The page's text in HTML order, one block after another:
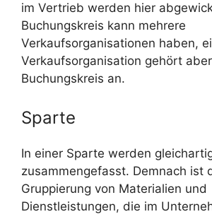
im Vertrieb werden hier
Buchungskreis kann mehrere
Verkaufsorganisationen haben,
Verkaufsorganisation gehört
Buchungskreis an.
Sparte
In einer Sparte werden
zusammengefasst. Demnach ist
Gruppierung von Materialien und
Dienstleistungen, die im